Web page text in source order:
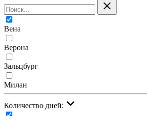
Вена
Верона
Зальцбург
Милан
Количество дней: